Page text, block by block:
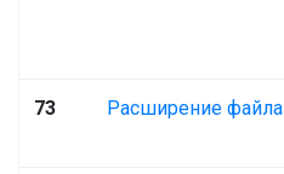
73 Расширение файла